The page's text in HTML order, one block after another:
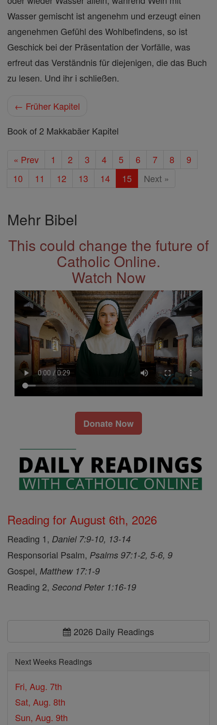
Wasser gemischt ist angenehm und erzeugt einen
angenehmen Gefühl des Wohlbefindens, so ist
Geschick bei der Präsentation der Vorfälle, was
erfreut das Verständnis für diejenigen, die das Buch
zu lesen. Und ihr i schließen.
← Früher Kapitel
Book of 2 Makkabäer Kapitel
« Prev 1 2 3 4 5 6 7 8
9
10
11 12 13 14 15 Next »
Mehr Bibel
This could change the future of
Catholic Online.
Watch Now
Donate Now
Reading for August 6th, 2026
Reading 1, Daniel 7:9-10, 13-14
Responsorial Psalm, Psalms 97:1-2, 5-6, 9
Gospel, Matthew 17:1-9
Reading 2, Second Peter 1:16-19
2026 Daily Readings
Next Weeks Readings
Fri, Aug. 7th
Sat, Aug. 8th
Sun, Aug. 9th